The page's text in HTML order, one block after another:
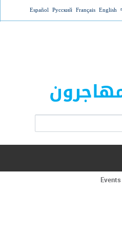
Jump to
English
Français
Русский
Español